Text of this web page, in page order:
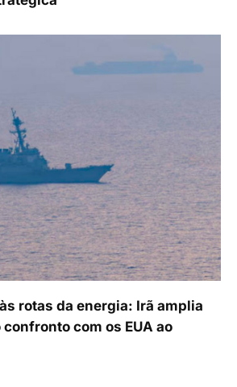
rotas da energia: Irã amplia
com os EUA ao